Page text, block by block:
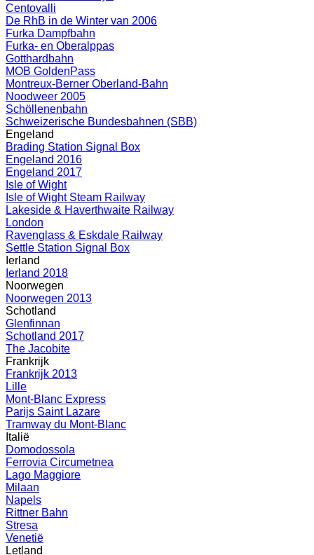
Centovalli
De RhB in de Winter van 2006
Furka Dampfbahn
Furka- en Oberalppas
Gotthardbahn
MOB GoldenPass
Montreux-Berner Oberland-Bahn
Noodweer 2005
Schöllenenbahn
Schweizerische Bundesbahnen (SBB)
Engeland
Brading Station Signal Box
Engeland 2016
Engeland 2017
Isle of Wight
Isle of Wight Steam Railway
Lakeside & Haverthwaite Railway
London
Ravenglass & Eskdale Railway
Settle Station Signal Box
Ierland
Ierland 2018
Noorwegen
Noorwegen 2013
Schotland
Glenfinnan
Schotland 2017
The Jacobite
Frankrijk
Frankrijk 2013
Lille
Mont-Blanc Express
Parijs Saint Lazare
Tramway du Mont-Blanc
Italië
Domodossola
Ferrovia Circumetnea
Lago Maggiore
Milaan
Napels
Rittner Bahn
Stresa
Venetië
Letland